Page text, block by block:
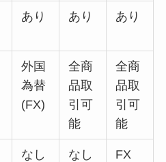
あり あり あり
外国
為替
(FX)
全商
品取
引可
能
全商
品取
引可
能
なし なし
FX